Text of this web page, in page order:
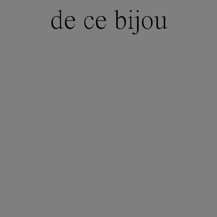
de ce bijou